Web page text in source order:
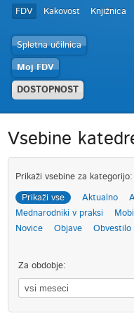
FDV Kakovost Knjižnica
Spletna učilnica
Moj FDV
DOSTOPNOST
Vsebine
Prikaži vsebine za kategorijo:
Prikaži vse Aktualno
Mednarodniki v praksi
Novice
Objave Obvestilo
Za obdobje: